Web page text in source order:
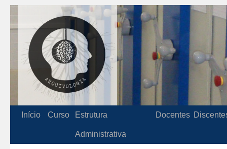
Início Curso Estrutura
Administrativa
Docentes